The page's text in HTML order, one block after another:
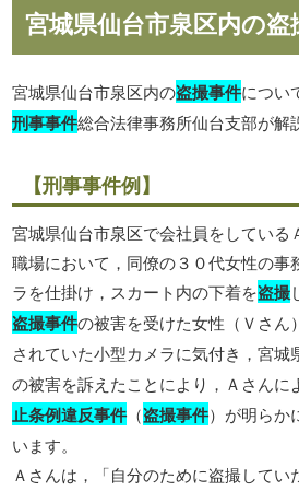
宮城県仙台市泉区内の盗
宮城県仙台市泉区内の盗撮事件につい
刑事事件総合法律事務所仙台支部が解
【刑事事件例】
宮城県仙台市泉区で会社員をしている
職場において，同僚の３０代女性の事
ラを仕掛け，スカート内の下着を盗撮
盗撮事件の被害を受けた女性（Ｖさん
されていた小型カメラに気付き，宮城
の被害を訴えたことにより，Ａさんに
止条例違反事件 （盗撮事件）が明らか
います。
Ａさんは，「自分のために盗撮してい